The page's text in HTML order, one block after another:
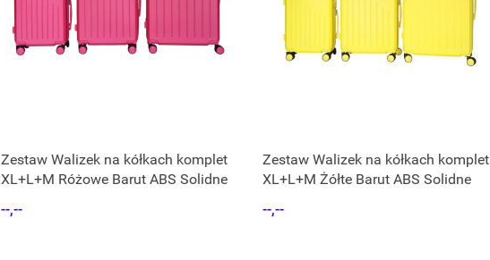
Zestaw Walizek na kółkach komplet
XL+L+M Różowe Barut ABS Solidne
--,--
Zestaw Walizek na kółkach komplet
XL+L+M Żółte Barut ABS Solidne
--,--